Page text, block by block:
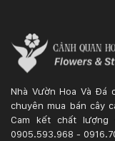
Nhà Vườn Hoa Và Đá
chuyên mua bán cây
Cam kết chất
0905.593.968 -